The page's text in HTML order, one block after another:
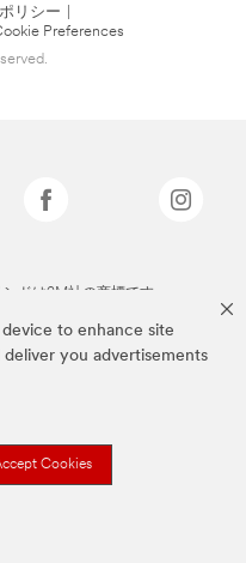
to enhance site
deliver you advertisements
Cookies
リシー
Preferences
ドは3M社の商標です。